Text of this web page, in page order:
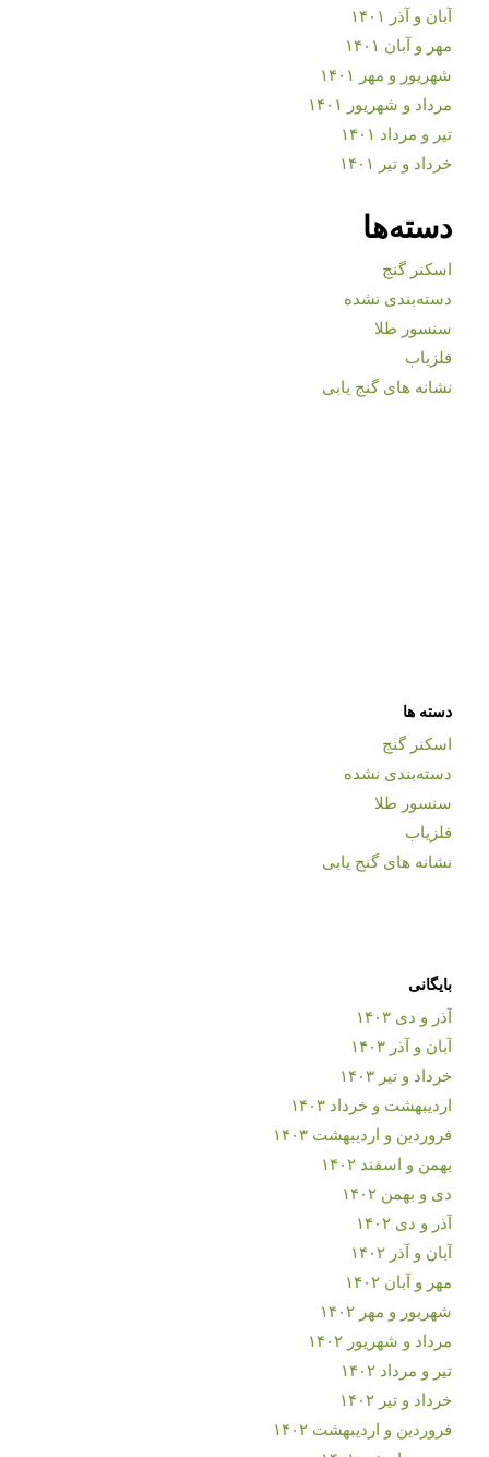
آبان و آذر ۱۴۰۱
مهر و آبان ۱۴۰۱
شهریور و مهر ۱۴۰۱
مرداد و شهریور ۱۴۰۱
تیر و مرداد ۱۴۰۱
خرداد و تیر ۱۴۰۱
دسته‌ها
اسکنر گنج
دسته‌بندی نشده
سنسور طلا
فلزیاب
نشانه های گنج یابی
دسته ها
اسکنر گنج
دسته‌بندی نشده
سنسور طلا
فلزیاب
نشانه های گنج یابی
بایگانی
آذر و دی ۱۴۰۳
آبان و آذر ۱۴۰۳
خرداد و تیر ۱۴۰۳
اردیبهشت و خرداد ۱۴۰۳
فروردین و اردیبهشت ۱۴۰۳
بهمن و اسفند ۱۴۰۲
دی و بهمن ۱۴۰۲
آذر و دی ۱۴۰۲
آبان و آذر ۱۴۰۲
مهر و آبان ۱۴۰۲
شهریور و مهر ۱۴۰۲
مرداد و شهریور ۱۴۰۲
تیر و مرداد ۱۴۰۲
خرداد و تیر ۱۴۰۲
فروردین و اردیبهشت ۱۴۰۲